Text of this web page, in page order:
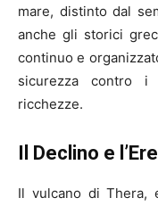
mare, distinto dal
anche gli storici
continuo e
sicurezza contro i
ricchezze.
Il Declino e
Il vulcano di Thera,